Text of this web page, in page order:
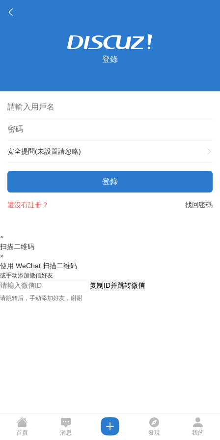
登錄
安全提問(未設置請忽略)
登錄
找回密碼
還沒有註冊？
×
扫描二维码
×
使用 WeChat 扫描二维码
或手动添加微信好友
复制ID并跳转微信
请跳转后，手动添加好友，谢谢
首頁 消息 發現 我的